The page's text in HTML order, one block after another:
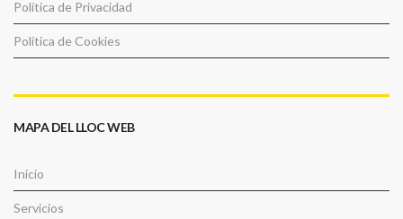
Política de Privacidad
Política de Cookies
MAPA DEL LLOC WEB
Inicio
Servicios